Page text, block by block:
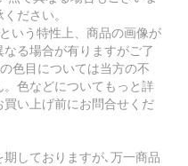
ださい。
いう特性上、商品の画像が
る場合が有りますがご了
色目については当方の不
色などについてもっと詳
買い上げ前にお問合せくだ
しておりますが､万一商品